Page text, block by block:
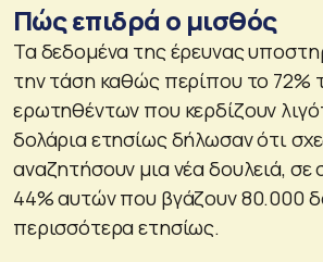
Πώς επιδρά ο μισθός
Τα δεδομένα της έρευνας
την τάση καθώς περίπου το 72%
ερωτηθέντων που κερδίζουν
δολάρια ετησίως δήλωσαν ότι
αναζητήσουν μια νέα δουλειά, σε
44% αυτών που βγάζουν 80.000
περισσότερα ετησίως.